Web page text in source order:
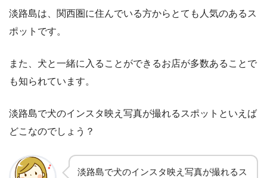
淡路島は、関西圏に住んでいる方からとても人気のあるス
ポットです。
また、犬と一緒に入ることができるお店が多数あることで
も知られています。
淡路島で犬のインスタ映え写真が撮れるスポットといえば
どこなのでしょう？
淡路島で犬のインスタ映え写真が撮れるス